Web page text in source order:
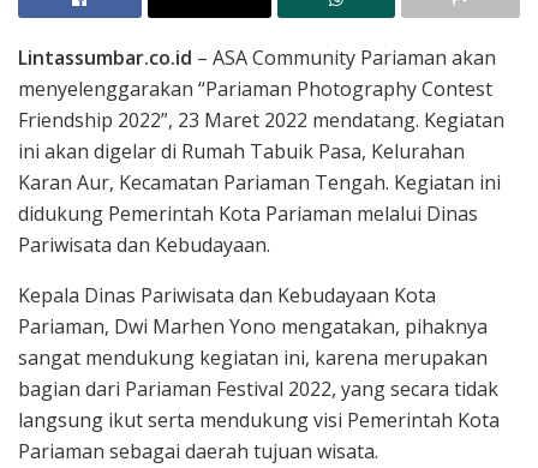
Lintassumbar.co.id – ASA Community Pariaman akan
menyelenggarakan “Pariaman Photography Contest
Friendship 2022”, 23 Maret 2022 mendatang. Kegiatan
ini akan digelar di Rumah Tabuik Pasa, Kelurahan
Karan Aur, Kecamatan Pariaman Tengah. Kegiatan ini
didukung Pemerintah Kota Pariaman melalui Dinas
Pariwisata dan Kebudayaan.
Kepala Dinas Pariwisata dan Kebudayaan Kota
Pariaman, Dwi Marhen Yono mengatakan, pihaknya
sangat mendukung kegiatan ini, karena merupakan
bagian dari Pariaman Festival 2022, yang secara tidak
langsung ikut serta mendukung visi Pemerintah Kota
Pariaman sebagai daerah tujuan wisata.